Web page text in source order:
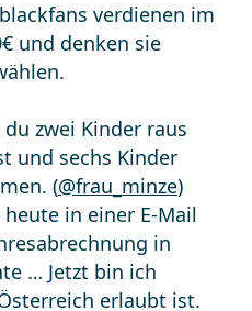
verdienen im
und denken sie
zwei Kinder raus
und sechs Kinder
(@frau_minze)
in einer E-Mail
in
… Jetzt bin ich
erlaubt ist.